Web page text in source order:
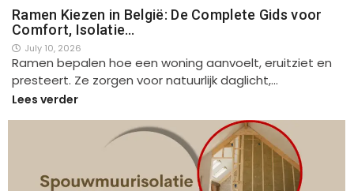
Ramen Kiezen in België: De Complete Gids voor
Comfort, Isolatie…
July 10, 2026
Ramen bepalen hoe een woning aanvoelt, eruitziet en
presteert. Ze zorgen voor natuurlijk daglicht,…
Lees verder